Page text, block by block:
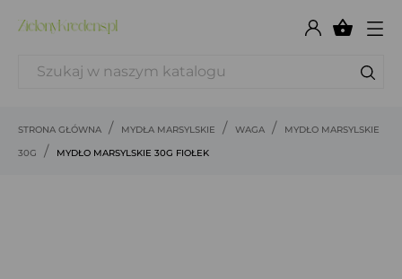

STRONA GŁÓWNA MYDŁA MARSYLSKIE WAGA
MYDŁO MARSYLSKIE
30G
MYDŁO MARSYLSKIE 30G FIOŁEK